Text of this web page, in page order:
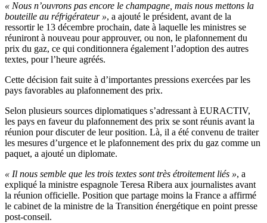
« Nous n’ouvrons pas encore le champagne, mais nous mettons la
bouteille au réfrigérateur », a ajouté le président, avant de la
ressortir le 13 décembre prochain, date à laquelle les ministres se
réuniront à nouveau pour approuver, ou non, le plafonnement du
prix du gaz, ce qui conditionnera également l’adoption des autres
textes, pour l’heure agréés.
Cette décision fait suite à d’importantes pressions exercées par les
pays favorables au plafonnement des prix.
Selon plusieurs sources diplomatiques s’adressant à EURACTIV,
les pays en faveur du plafonnement des prix se sont réunis avant la
réunion pour discuter de leur position. Là, il a été convenu de traiter
les mesures d’urgence et le plafonnement des prix du gaz comme un
paquet, a ajouté un diplomate.
« Il nous semble que les trois textes sont très étroitement liés », a
expliqué la ministre espagnole Teresa Ribera aux journalistes avant
la réunion officielle. Position que partage moins la France a affirmé
le cabinet de la ministre de la Transition énergétique en point presse
post-conseil.